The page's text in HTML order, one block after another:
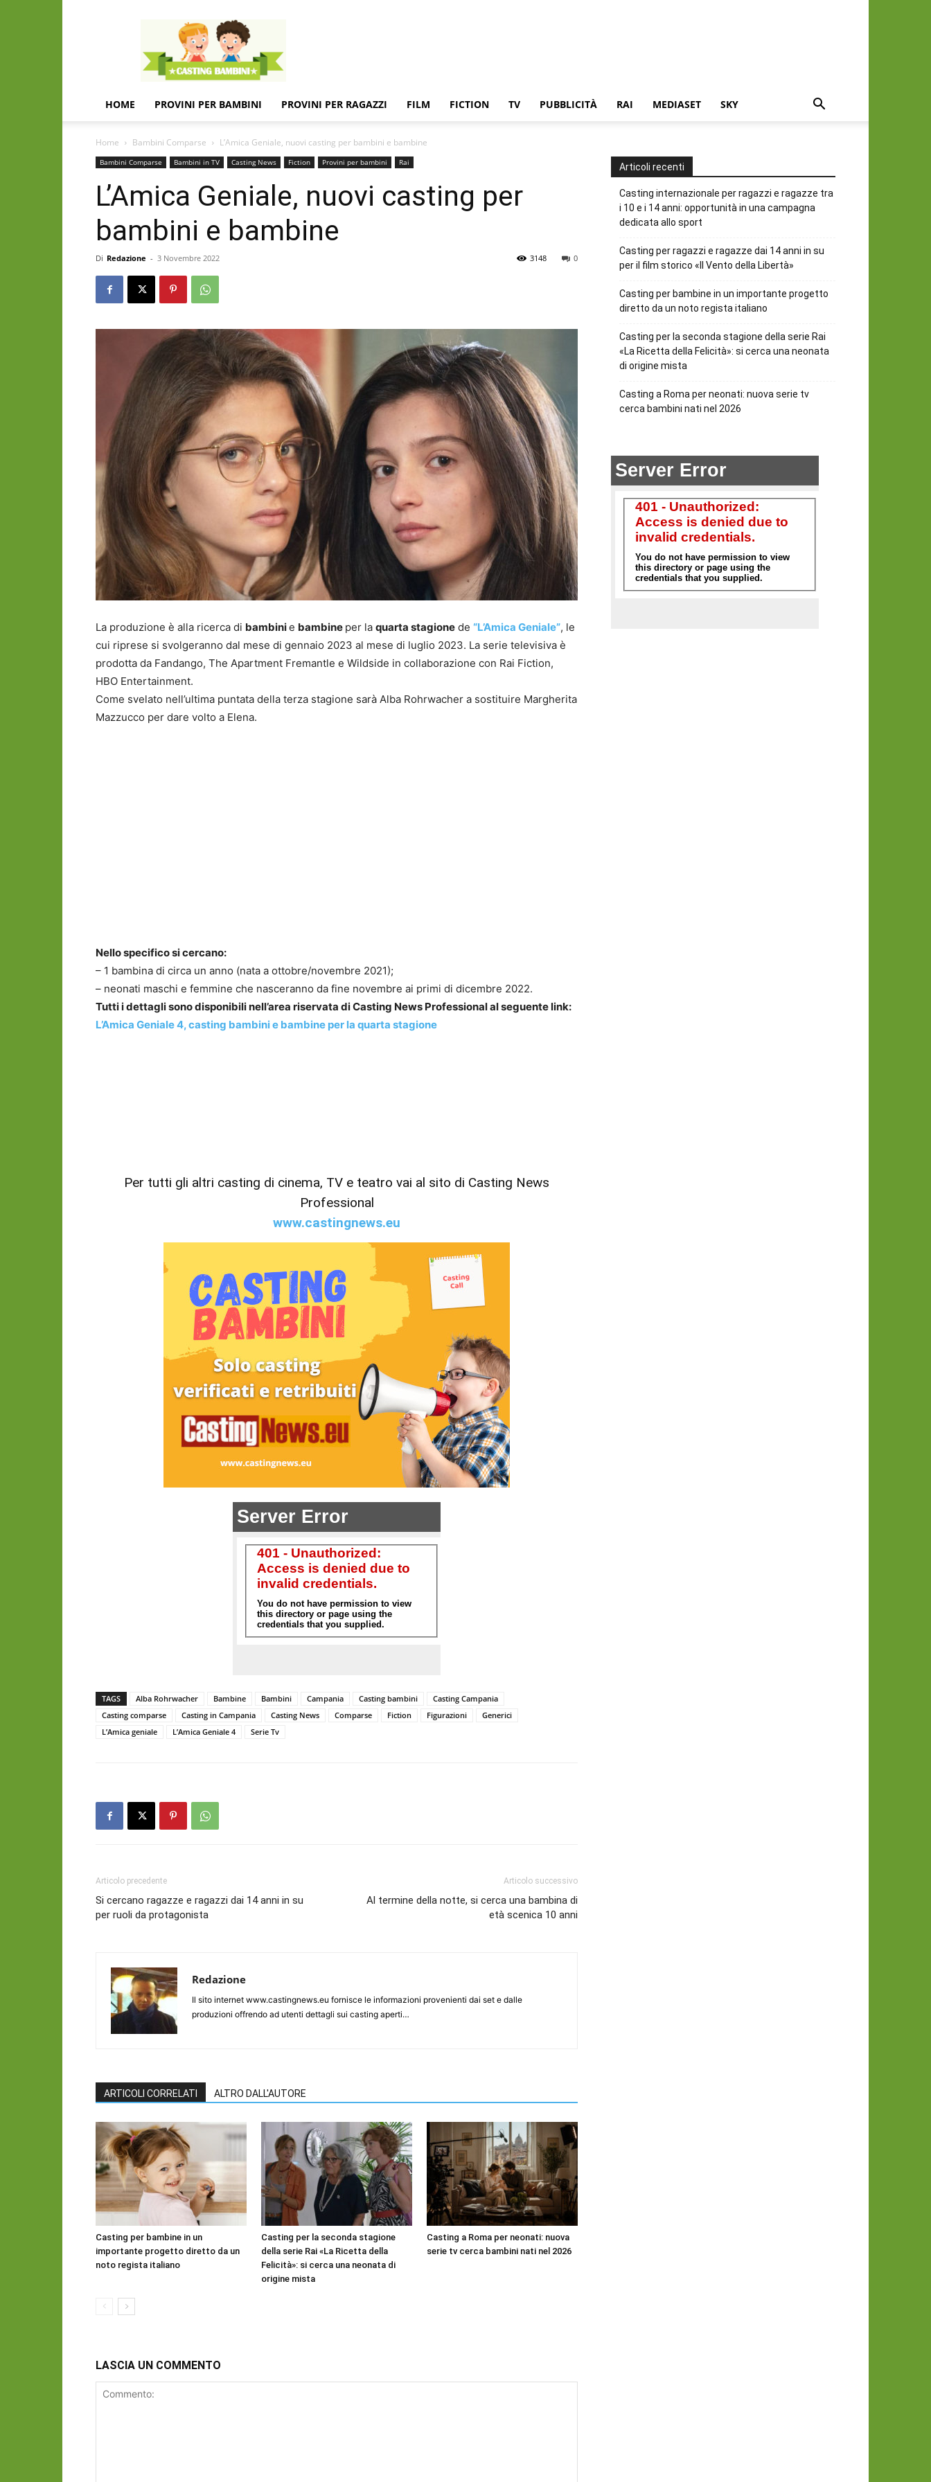
Casting
e
provini
per
bambini
e
HOME PROVINI PER BAMBINI PROVINI PER RAGAZZI FILM FICTION TV PUBBLICITÀ RAI MEDIASET SKY
Home Bambini Comparse L’Amica Geniale, nuovi casting per bambini e bambine
Bambini Comparse Bambini in TV Casting News Fiction Provini per bambini Rai
L’Amica Geniale, nuovi casting per
bambini e bambine
Di Redazione - 3 Novembre 2022 0
3148
La produzione è alla ricerca di bambinie bambine per la quarta stagione de “L’Amica Geniale”, le
cui riprese si svolgeranno dal mese di gennaio 2023 al mese di luglio 2023. La serie televisiva è
prodotta da Fandango, The Apartment Fremantle e Wildside in collaborazione con Rai Fiction,
HBO Entertainment.
Come svelato nell’ultima puntata della terza stagione sarà Alba Rohrwacher a sostituire Margherita
Mazzucco per dare volto a Elena.
Nello specifico si cercano:
– 1 bambina di circa un anno (nata a ottobre/novembre 2021);
– neonati maschi e femmine che nasceranno da fine novembre ai primi di dicembre 2022.
Tutti i dettagli sono disponibili nell’area riservata di Casting News Professional al seguente link:
L’Amica Geniale 4, casting bambini e bambine per la quarta stagione
Per tutti gli altri casting di cinema, TV e teatro vai al sito di Casting News
Professional
www.castingnews.eu
TAGS Alba Rohrwacher Bambine Bambini Campania Casting bambini
Casting Campania
Casting comparse
Casting in Campania Casting News Comparse Fiction Figurazioni
Generici
L’Amica geniale
L’Amica Geniale 4 Serie Tv
Articolo precedente
Si cercano ragazze e ragazzi dai 14 anni in su
per ruoli da protagonista
Articolo successivo
Al termine della notte, si cerca una bambina di
età scenica 10 anni
Redazione
Il sito internet www.castingnews.eu fornisce le informazioni provenienti dai set e dalle
produzioni offrendo ad utenti dettagli sui casting aperti…
ARTICOLI CORRELATI ALTRO DALL'AUTORE
Casting per bambine in un
importante progetto diretto da un
noto regista italiano
Casting per la seconda stagione
della serie Rai «La Ricetta della
Felicità»: si cerca una neonata di
origine mista
Casting a Roma per neonati: nuova
serie tv cerca bambini nati nel 2026
LASCIA UN COMMENTO
Articoli recenti
Casting internazionale per ragazzi e ragazze tra
i 10 e i 14 anni: opportunità in una campagna
dedicata allo sport
Casting per ragazzi e ragazze dai 14 anni in su
per il film storico «Il Vento della Libertà»
Casting per bambine in un importante progetto
diretto da un noto regista italiano
Casting per la seconda stagione della serie Rai
«La Ricetta della Felicità»: si cerca una neonata
di origine mista
Casting a Roma per neonati: nuova serie tv
cerca bambini nati nel 2026